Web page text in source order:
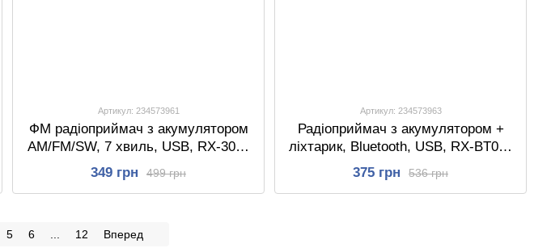
Артикул: 234573961
ФМ радіоприймач з акумулятором
AM/FM/SW, 7 хвиль, USB, RX-3040
/ Портативний радіоприймач на
батарейках
499 грн
349 грн
Артикул: 234573963
Радіоприймач з акумулятором +
ліхтарик, Bluetooth, USB, RX-BT086
/ Портативний ФМ радіоприймач
на батарейках
536 грн
375 грн
5 6 12 Вперед